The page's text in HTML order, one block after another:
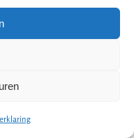
alle
of trappen met
bijvoorbeeld
toe bij